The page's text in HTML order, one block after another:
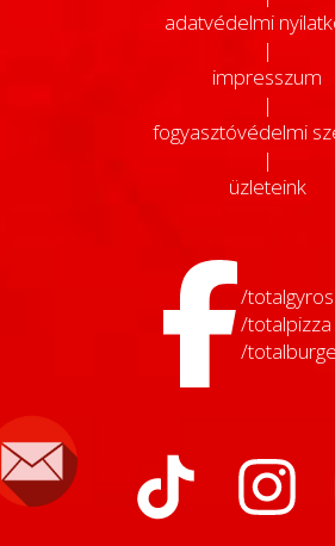
adatvédelmi
|
impresszum
|
fogyasztóvédelmi
|
üzleteink
/totalgyros
/totalpizza
/